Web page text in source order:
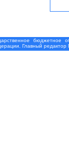
бюджетное
Главный